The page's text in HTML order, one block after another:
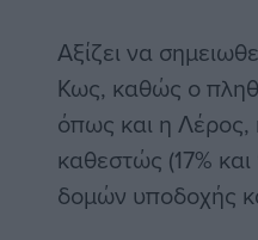
Αξίζει να
Κως, καθώς ο
όπως και η Λέρος,
καθεστώς (17%
δομών υποδοχής